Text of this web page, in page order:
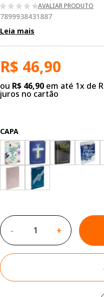
AVALIAR PRODUTO
7899938431887
Leia mais
R$ 46,90
ou R$ 46,90em até 1x de
juros no cartão
CAPA
- +